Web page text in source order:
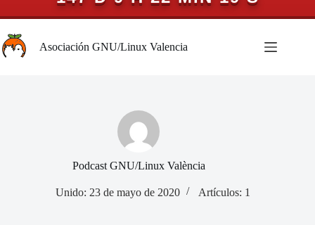
al
contenidoAsociación GNU/Linux Valencia
Podcast GNU/Linux València
Unido: 23 de mayo de 2020 Artículos: 1